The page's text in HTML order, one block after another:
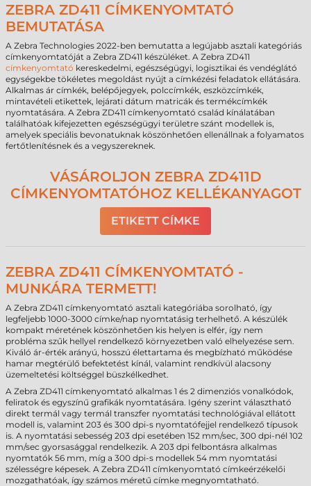
ZEBRA ZD411 CÍMKENYOMTATÓ
BEMUTATÁSA
A Zebra Technologies 2022-ben bemutatta a legújabb asztali kategóriás
címkenyomtatóját a Zebra ZD411 készüléket. A Zebra ZD411
címkenyomtató kereskedelmi, egészségügyi, logisztikai és vendéglátó
egységekbe tökéletes megoldást nyújt a címkézési feladatok ellátására.
Alkalmas ár címkék, belépőjegyek, polccímkék, eszközcímkék,
mintavételi etikettek, lejárati dátum matricák és termékcímkék
nyomtatására. A Zebra ZD411 címkenyomtató család kínálatában
találhatóak kifejezetten egészségügyi területre szánt modellek is,
amelyek speciális bevonatuknak köszönhetően ellenállnak a folyamatos
fertőtlenítésnek és a vegyszereknek.
VÁSÁROLJON ZEBRA ZD411D
CÍMKENYOMTATÓHOZ KELLÉKANYAGOT
ETIKETT CÍMKE
ZEBRA ZD411 CÍMKENYOMTATÓ -
MUNKÁRA TERMETT!
A Zebra ZD411 címkenyomtató asztali kategóriába sorolható, így
legfeljebb 1000-3000 címke/nap nyomtatásig terhelhető. A készülék
kompakt méretének köszönhetően kis helyen is elfér, így nem
probléma szűk hellyel rendelkező környezetben való elhelyezése sem.
Kiváló ár-érték arányú, hosszú élettartama és megbízható működése
hamar megtérülő befektetést kínál, valamint rendkívül alacsony
üzemeltetési költséggel büszkélkedhet.
A Zebra ZD411 címkenyomtató alkalmas 1 és 2 dimenziós vonalkódok,
feliratok és egyszínű grafikák nyomtatására. Igény szerint választható
direkt termál vagy termál transzfer nyomtatási technológiával ellátott
modell is, valamint 203 és 300 dpi-s nyomtatófejjel rendelkező típusok
is. A nyomtatási sebesség 203 dpi esetében 152 mm/sec, 300 dpi-nél 102
mm/sec gyorsasággal rendelkezik. A 203 dpi felbontásra alkalmas
nyomtatók 56 mm, míg a 300 dpi-s modellek 54 mm nyomtatási
szélességre képesek. A Zebra ZD411 címkenyomtató címkeérzékelői
mozgathatóak, így számos méretű címke megnyomtatható.